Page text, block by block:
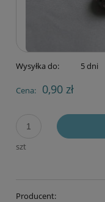
Wysyłka do: 5 dni
Cena: 0,90 zł
szt
Producent: